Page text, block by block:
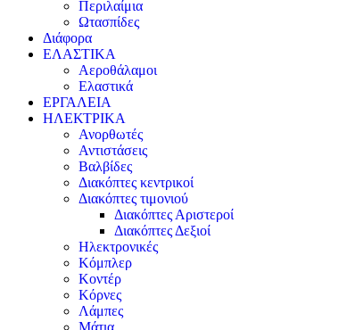
Περιλαίμια
Ωτασπίδες
Διάφορα
ΕΛΑΣΤΙΚΑ
Αεροθάλαμοι
Ελαστικά
ΕΡΓΑΛΕΙΑ
ΗΛΕΚΤΡΙΚΑ
Ανορθωτές
Αντιστάσεις
Βαλβίδες
Διακόπτες κεντρικοί
Διακόπτες τιμονιού
Διακόπτες Αριστεροί
Διακόπτες Δεξιοί
Ηλεκτρονικές
Κόμπλερ
Κοντέρ
Κόρνες
Λάμπες
Μάτια